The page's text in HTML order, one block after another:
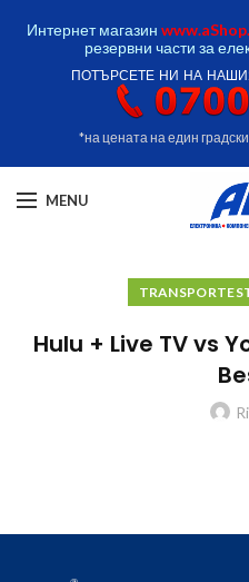
Интернет магазин
резервни части за
ПОТЪРСЕТЕ НИ НА
*на цената на един
MENU
Hulu + Live TV vs